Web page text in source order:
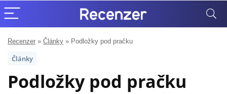
Recenzer » Články » Podložky pod pračku
Články
Podložky pod pračku